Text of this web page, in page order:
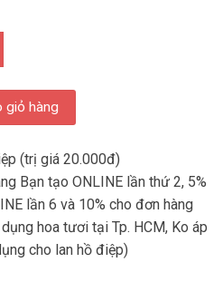
Mẹ số lượng
giỏ hàng
(trị giá 20.000đ)
Bạn tạo ONLINE lần thứ 2, 5%
lần 6 và 10% cho đơn hàng
hoa tươi tại Tp. HCM, Ko áp
cho lan hồ điệp)